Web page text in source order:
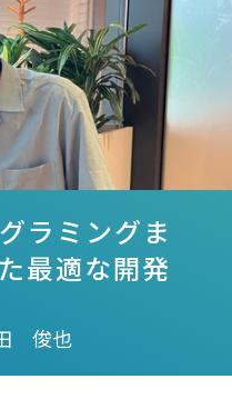
ラミングま
最適な開発
俊也